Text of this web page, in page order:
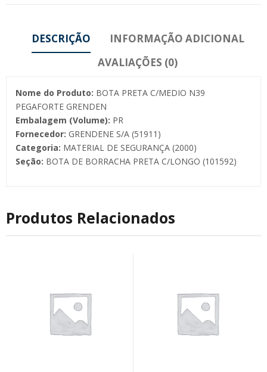
DESCRIÇÃO
INFORMAÇÃO ADICIONAL
AVALIAÇÕES (0)
Nome do Produto: BOTA PRETA C/MEDIO N39
PEGAFORTE GRENDEN
Embalagem (Volume): PR
Fornecedor: GRENDENE S/A (51911)
Categoria: MATERIAL DE SEGURANÇA (2000)
Seção: BOTA DE BORRACHA PRETA C/LONGO (101592)
Produtos Relacionados